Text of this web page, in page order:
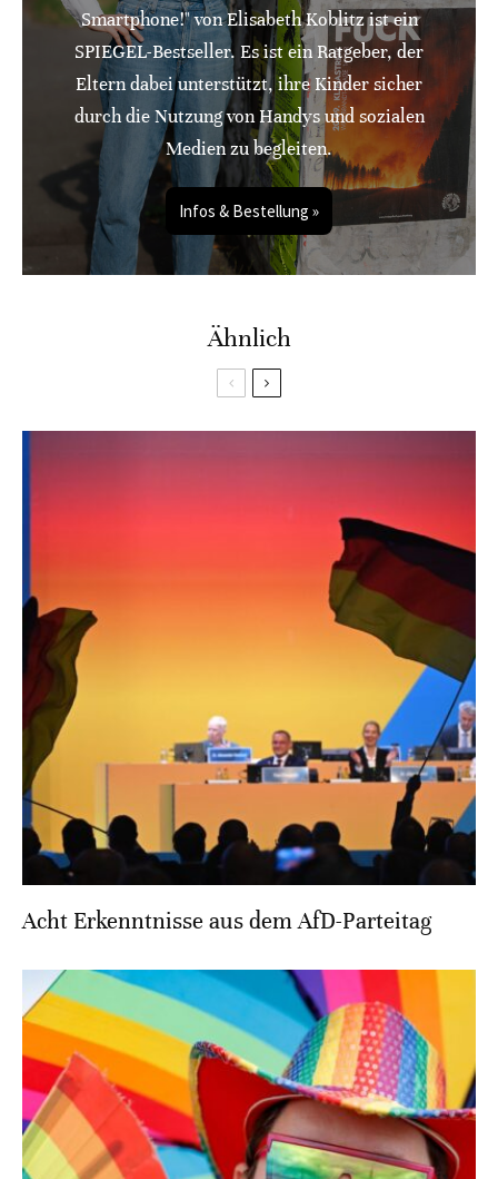
Smartphone!" von Elisabeth Koblitz ist ein
SPIEGEL-Bestseller. Es ist ein Ratgeber, der
Eltern dabei unterstützt, ihre Kinder sicher
durch die Nutzung von Handys und sozialen
Medien zu begleiten.
Infos & Bestellung »
Ähnlich
Acht Erkenntnisse aus dem AfD-Parteitag